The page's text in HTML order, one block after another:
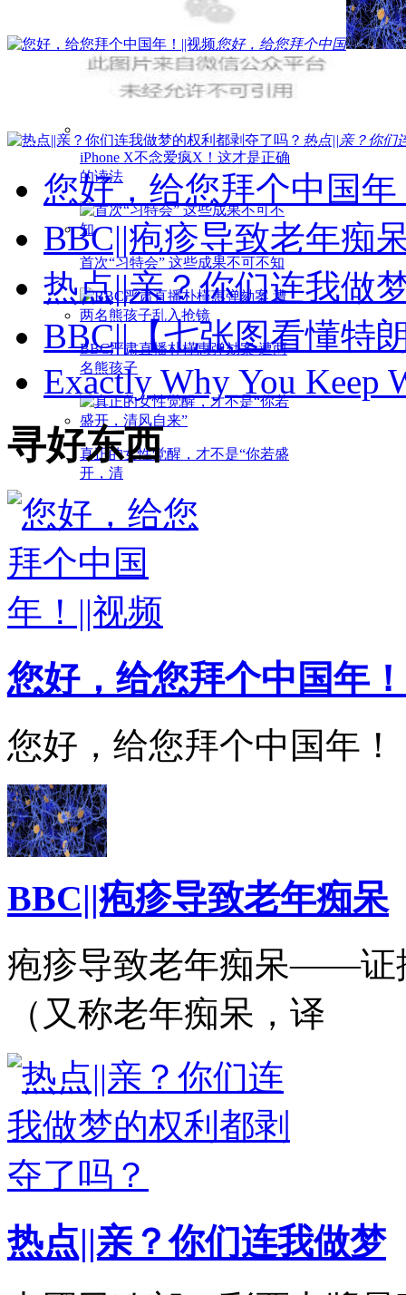
iPhone X不念爱疯X！这才是正确
的读法
首次“习特会” 这些成果不可不知
BBC严肃直播朴槿惠弹劾案 遭两
名熊孩子
真正的女性觉醒，才不是“你若盛
开，清
您好，给您拜个中国
热点||亲？你们
您好，给您拜个中国年
BBC||疱疹导致老年
热点||亲？你们连我做
BBC||【七张图看懂特
Exactly Why You Keep
寻好东西
您好，给您拜个中国年！
您好，给您拜个中国年！
BBC||疱疹导致老年痴呆
疱疹导致老年痴呆——证
（又称老年痴呆，译
热点||亲？你们连我做梦